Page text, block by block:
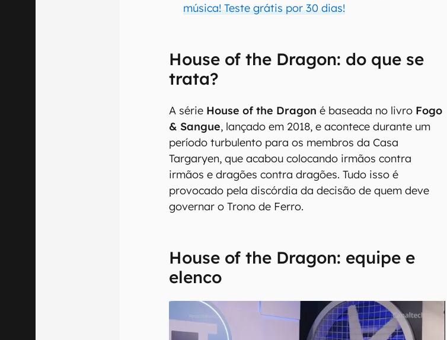
música! Teste grátis por 30 dias!
House of the Dragon: do que se
trata?
A série House of the Dragon é baseada no livro Fogo
& Sangue, lançado em 2018, e acontece durante um
período turbulento para os membros da Casa
Targaryen, que acabou colocando irmãos contra
irmãos e dragões contra dragões. Tudo isso é
provocado pela discórdia da decisão de quem deve
governar o Trono de Ferro.
House of the Dragon: equipe e
elenco